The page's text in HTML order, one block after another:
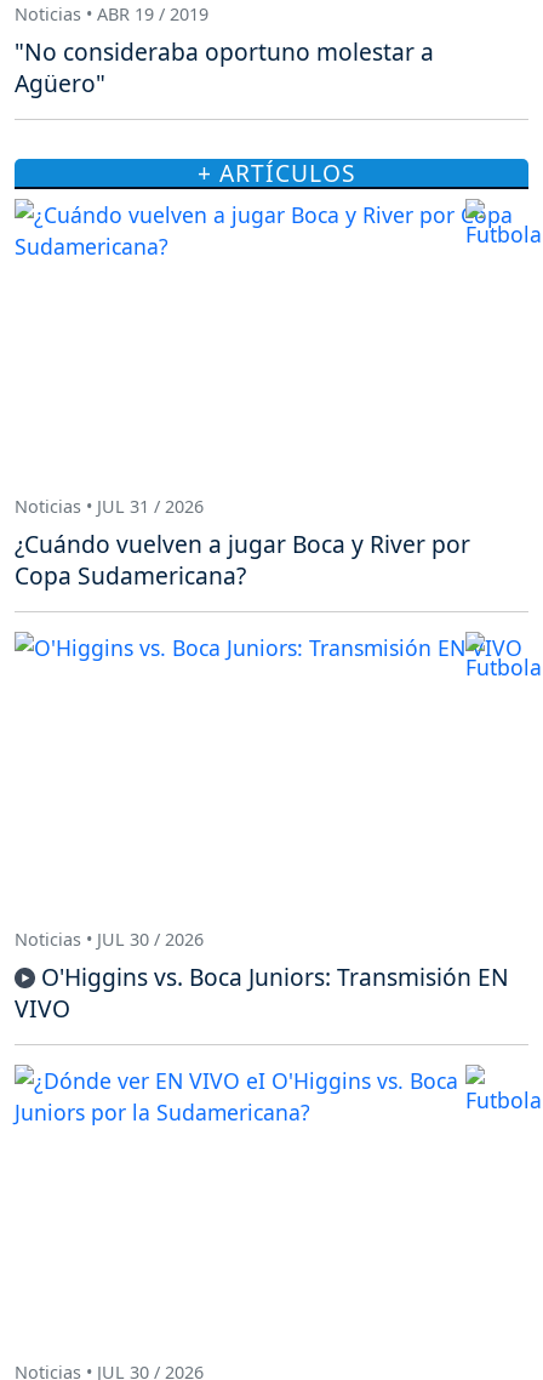
Noticias • ABR 19 / 2019
"No consideraba oportuno molestar a
Agüero"
+ ARTÍCULOS
Noticias • JUL 31 / 2026
¿Cuándo vuelven a jugar Boca y River por
Copa Sudamericana?
Noticias • JUL 30 / 2026
O'Higgins vs. Boca Juniors: Transmisión EN
VIVO
Noticias • JUL 30 / 2026